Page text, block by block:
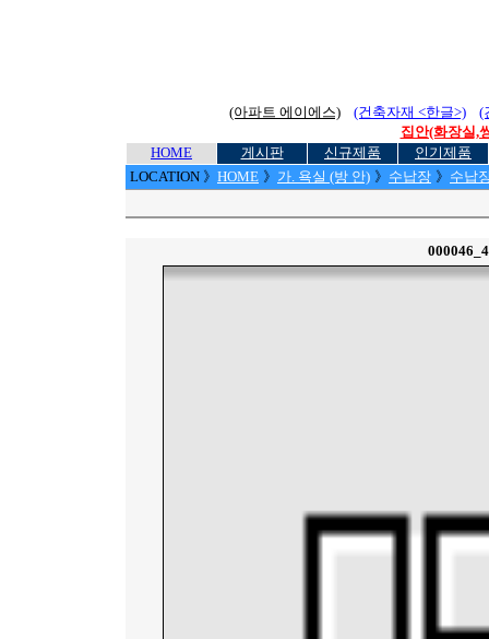
(아파트 에이에스) (건축자재 <한글>)
(
집안(화장실,
HOME
게시판 신규제품
인기제품
LOCATION 》 HOME 》 가. 욕실 (방 안) 》 수납장 》 수납